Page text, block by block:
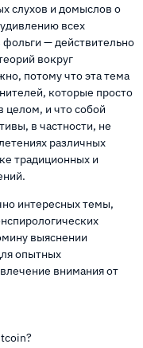
слухов и домыслов о
всех
— действительно
вокруг
потому что эта тема
которые просто
целом, и что собой
в частности, не
различных
традиционных и
интересных темы,
выяснении
опытных
внимания от